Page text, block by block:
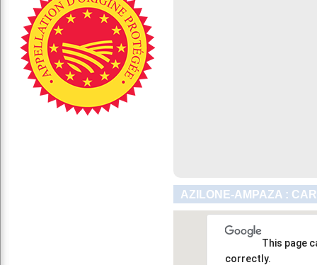
AZILONE-AMPAZA :
This page
correctly.